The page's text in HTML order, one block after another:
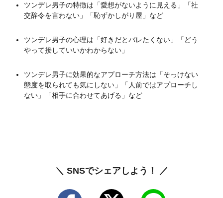
ツンデレ男子の特徴は「愛想がないように見える」「社
交辞令を言わない」「恥ずかしがり屋」など
ツンデレ男子の心理は「好きだとバレたくない」「どう
やって接していいかわからない」
ツンデレ男子に効果的なアプローチ方法は「そっけない
態度を取られても気にしない」「人前ではアプローチし
ない」「相手に合わせてあげる」など
＼ SNSでシェアしよう！ ／